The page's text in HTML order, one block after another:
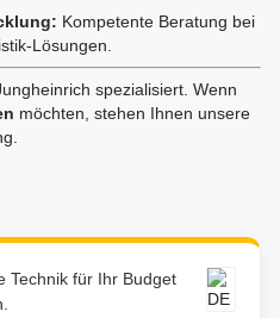
Kompetente Beratung bei
Lösungen.
spezialisiert. Wenn
möchten, stehen Ihnen unsere
Technik für Ihr Budget